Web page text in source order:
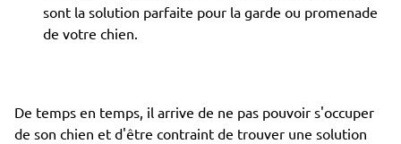
sont la solution parfaite pour la garde ou promenade
de votre chien.
De temps en temps, il arrive de ne pas pouvoir s'occuper
de son chien et d'être contraint de trouver une solution